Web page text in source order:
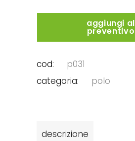
aggiungi al
preventivo
cod:
p031
categoria:
polo
descrizione